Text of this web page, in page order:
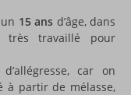
15 ans d’âge, dans
très travaillé pour
car on
à partir de mélasse,